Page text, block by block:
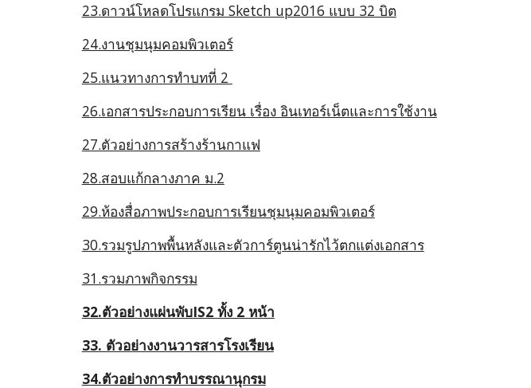
23.ดาวน์โหลดโปรแกรม Sketch up2016 แบบ 32 บิต
24.งานชุมนุมคอมพิวเตอร์
25.แนวทางการทำบทที่ 2
26.เอกสารประกอบการเรียน เรื่อง อินเทอร์เน็ตและการใช้งาน
27.ตัวอย่างการสร้างร้านกาแฟ
28.สอบแก้กลางภาค ม.2
29.ห้องสื่อภาพประกอบการเรียนชุมนุมคอมพิวเตอร์
30.รวมรูปภาพพื้นหลังและตัวการ์ตูนน่ารักไว้ตกแต่งเอกสาร
31.รวมภาพกิจกรรม
32.ตัวอย่างแผ่นพับIS2 ทั้ง 2 หน้า
33. ตัวอย่างงานวารสารโรงเรียน
34.ตัวอย่างการทำบรรณานุกรม